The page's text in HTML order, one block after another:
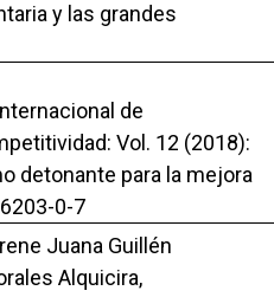
y las grandes
de
Vol. 12 (2018):
detonante para la mejora
0-7
Juana Guillén
Alquicira,